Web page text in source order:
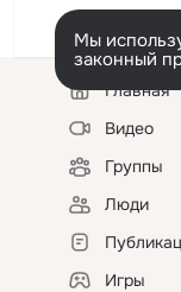
Мы
законный
Левая
колонкаГлавная
Видео
Группы
Люди
Игры